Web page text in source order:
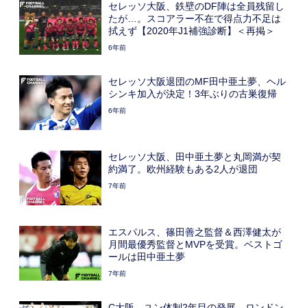
セレッソ大阪、鉄壁のDF陣は全員残留し
たが…。スコアラー不在で得点力不足は
拭えず【2020年J1補強診断】＜再掲＞
6年前
セレッソ大阪退団のMF田中亜土夢、ヘル
シンキ加入が決定！3年ぶりの古巣復帰
6年前
セレッソ大阪、田中亜土夢と丸岡満が契
約満了。欧州経験もある2人が退団
7年前
エスパルス、篠田善之監督＆西澤健太が
月間最優秀監督とMVPを受賞。ベストゴ
ールは田中亜土夢
7年前